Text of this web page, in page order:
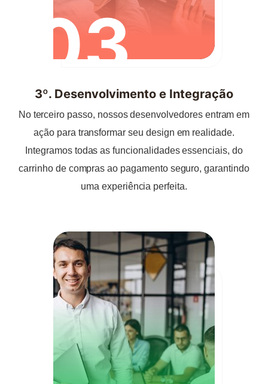
03
3º. Desenvolvimento e Integração
No terceiro passo, nossos desenvolvedores entram em
ação para transformar seu design em realidade.
Integramos todas as funcionalidades essenciais, do
carrinho de compras ao pagamento seguro, garantindo
uma experiência perfeita.